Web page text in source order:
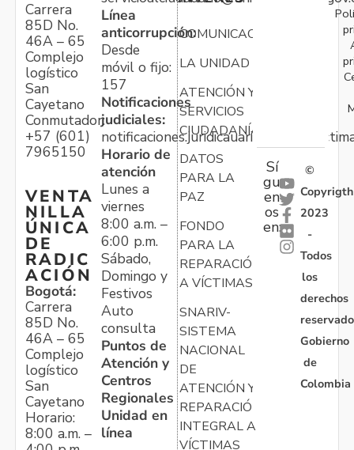
Carrera
85D No.
46A – 65
Complejo
logístico
San
Cayetano
Conmutador:
+57 (601)
7965150
VENTA
NILLA
ÚNICA
DE
RADIC
ACIÓN
Bogotá:
Carrera
85D No.
46A – 65
Complejo
logístico
San
Cayetano
Horario:
8:00 a.m. –
Línea
anticorrupción:
Desde
móvil o fijo:
157
Notificaciones
judiciales:
Horario de
atención
Lunes a
viernes
8:00 a.m. –
6:00 p.m.
Sábado,
Domingo y
Festivos
Auto
consulta
Puntos de
Atención y
Centros
Regionales
Unidad en
línea
COMUNICACIONES
LA UNIDAD
ATENCIÓN Y
SERVICIOS
CIUDADANÍA
DATOS
PARA LA
PAZ
FONDO
PARA LA
REPARACIÓN
A VÍCTIMAS
SNARIV-
SISTEMA
NACIONAL
DE
ATENCIÓN Y
REPARACIÓN
INTEGRAL A
VÍCTIMAS
Sí
gu
en
os
en:
©
Copyrigth
2023
-
Todos
los
derechos
Gobierno
de
Colombia